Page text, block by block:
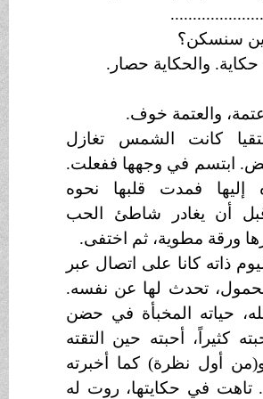
سنسكن؟
والحكاية حصار.
والعتمة خوف.
كانت الشمس تغازل
ابتسم في وجهها ففعلت.
فمدت قلبها نحوه
أن يغادر شاطئ الحب
ورقة مطوية، ثم اختفى.
ذاته كانا على اتصال عبر
تحدث لها عن نفسه.
حياته المخبأة في حضن
كثيراً، أحبته حين التقته
أول نظرة) كما أخبرته
تاهت في حكايتها، روت له